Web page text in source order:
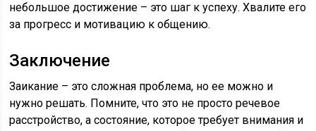
небольшое достижение – это шаг к успеху. Хвалите его
за прогресс и мотивацию к общению.
Заключение
Заикание – это сложная проблема, но ее можно и
нужно решать. Помните, что это не просто речевое
расстройство, а состояние, которое требует внимания и